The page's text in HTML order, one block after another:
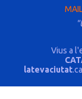
Vius a
latevaciutat